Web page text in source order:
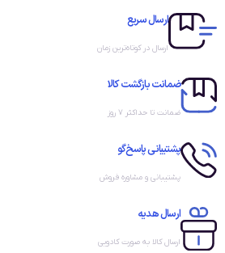
ارسال سریع
ارسال در کوتاه‌ترین زمان
ضمانت بازگشت کالا
ضمانت تا حداکثر ۷ روز
پشتیبانی پاسخ‌گو
پشتیبانی و مشاوره فروش
ارسال هدیه
ارسال کالا به صورت کادویی